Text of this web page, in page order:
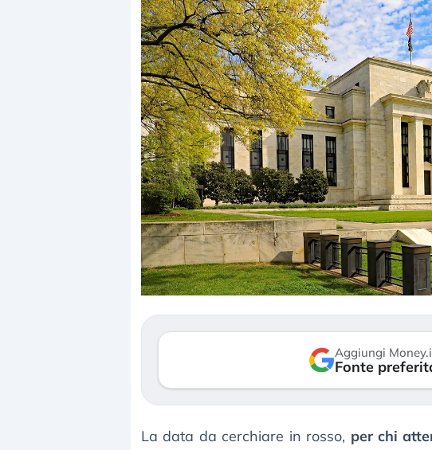
Aggiungi
Fonte
La data da cerchiare in rosso, per chi
«La mia vita è rovinata». Investitori
in preda al panico dopo lo scoppio
Il crollo della bolla AI travolge il
Kospi, mentre gli investitori retail (…)
Quando la finanza pesa più
dell’economia reale.
ripetendo gli errori del
reale. (…)
24 luglio 2026